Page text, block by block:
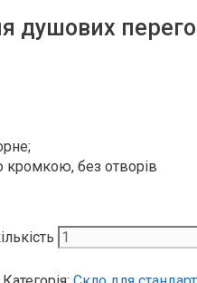
душових
кромкою, без отворів